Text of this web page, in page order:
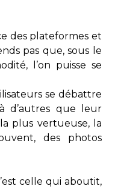
des plateformes et
pas que, sous le
l’on puisse se
se débattre
d’autres que leur
plus vertueuse, la
des photos
celle qui aboutit,